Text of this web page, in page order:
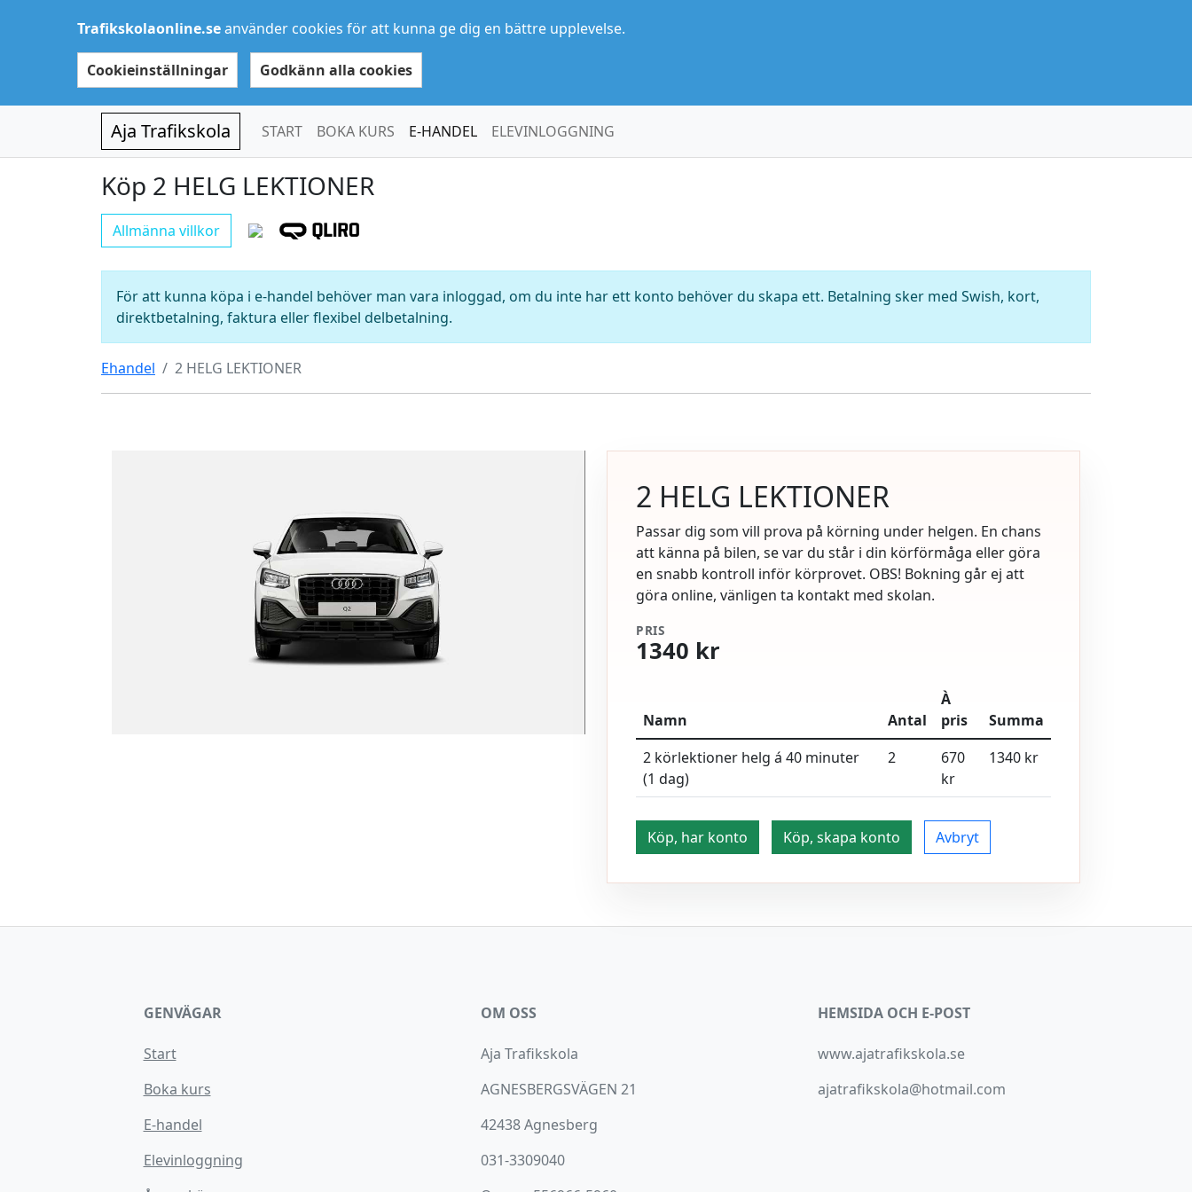
Trafikskolaonline.seanvänder cookies för att kunna ge dig en bättre upplevelse.
Cookieinställningar Godkänn alla cookies
Aja Trafikskola START BOKA KURS E-HANDEL ELEVINLOGGNING
Köp 2 HELG LEKTIONER
Allmänna villkor
För att kunna köpa i e-handel behöver man vara inloggad, om du inte har ett konto behöver du skapa ett. Betalning sker med Swish, kort,
direktbetalning, faktura eller flexibel delbetalning.
Ehandel 2 HELG LEKTIONER
2 HELG LEKTIONER
Passar dig som vill prova på körning under helgen. En chans
att känna på bilen, se var du står i din körförmåga eller göra
en snabb kontroll inför körprovet. OBS! Bokning går ej att
göra online, vänligen ta kontakt med skolan.
PRIS
1340 kr
Namn Antal
À
pris
Summa
2 körlektioner helg á 40 minuter
(1 dag)
2
670
kr
1340 kr
Köp, har konto Köp, skapa konto Avbryt
GENVÄGAR
Start
Boka kurs
E-handel
Elevinloggning
OM OSS
Aja Trafikskola
AGNESBERGSVÄGEN 21
42438 Agnesberg
031-3309040
HEMSIDA OCH E-POST
www.ajatrafikskola.se
ajatrafikskola@hotmail.com